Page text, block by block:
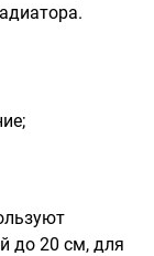
до 20 см, для